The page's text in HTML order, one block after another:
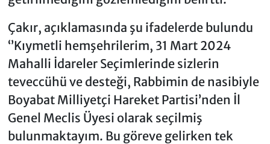
Çakır, açıklamasında şu ifadelerde bulundu
‘’Kıymetli hemşehrilerim, 31 Mart 2024
Mahalli İdareler Seçimlerinde sizlerin
teveccühü ve desteği, Rabbimin de nasibiyle
Boyabat Milliyetçi Hareket Partisi’nden İl
Genel Meclis Üyesi olarak seçilmiş
bulunmaktayım. Bu göreve gelirken tek